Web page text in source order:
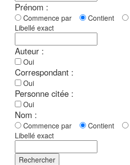
Prénom :
Commence par Contient
Libellé exact
Auteur :
Oui
Correspondant :
Oui
Personne citée :
Oui
Nom :
Commence par Contient
Libellé exact
Rechercher